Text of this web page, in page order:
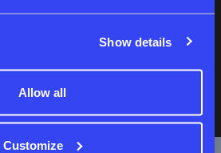
Show details
Allow all
Customize
لست عضوا بعد؟